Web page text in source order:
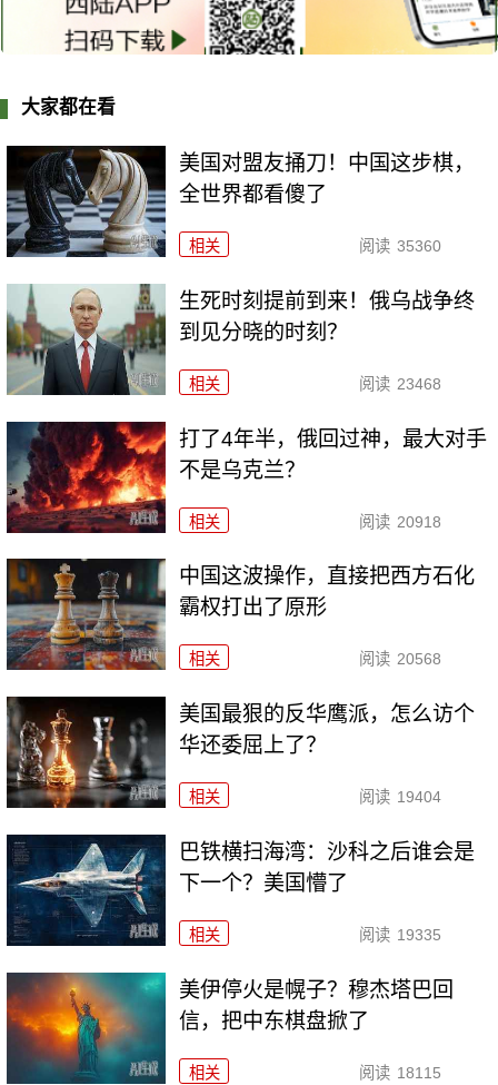
大家都在看
美国对盟友捅刀！中国这步棋，
全世界都看傻了
相关 阅读 35360
生死时刻提前到来！俄乌战争终
到见分晓的时刻？
相关 阅读 23468
打了4年半，俄回过神，最大对手
不是乌克兰？
相关 阅读 20918
中国这波操作，直接把西方石化
霸权打出了原形
相关 阅读 20568
美国最狠的反华鹰派，怎么访个
华还委屈上了？
相关 阅读 19404
巴铁横扫海湾：沙科之后谁会是
下一个？美国懵了
相关 阅读 19335
美伊停火是幌子？穆杰塔巴回
信，把中东棋盘掀了
相关 阅读 18115